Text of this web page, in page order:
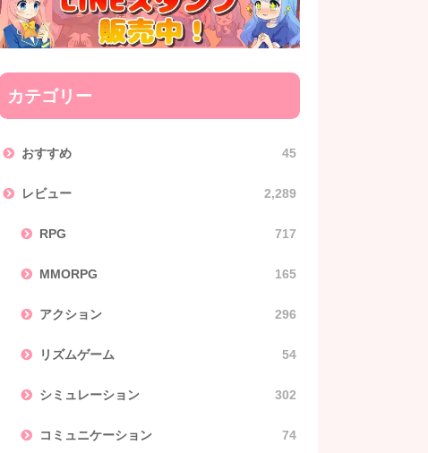
カテゴリー
おすすめ 45
レビュー 2,289
RPG 717
MMORPG 165
アクション 296
リズムゲーム 54
シミュレーション 302
コミュニケーション 74